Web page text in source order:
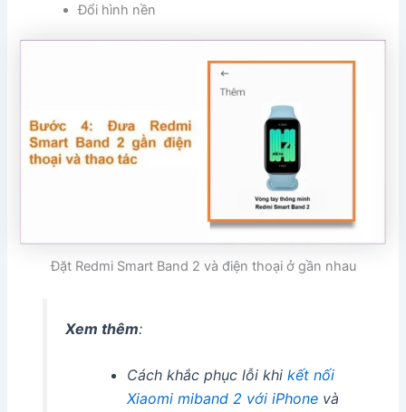
Đổi hình nền
Đặt Redmi Smart Band 2 và điện thoại ở gần nhau
Xem thêm:
Cách khắc phục lỗi khi kết nối
Xiaomi miband 2 với iPhonevà